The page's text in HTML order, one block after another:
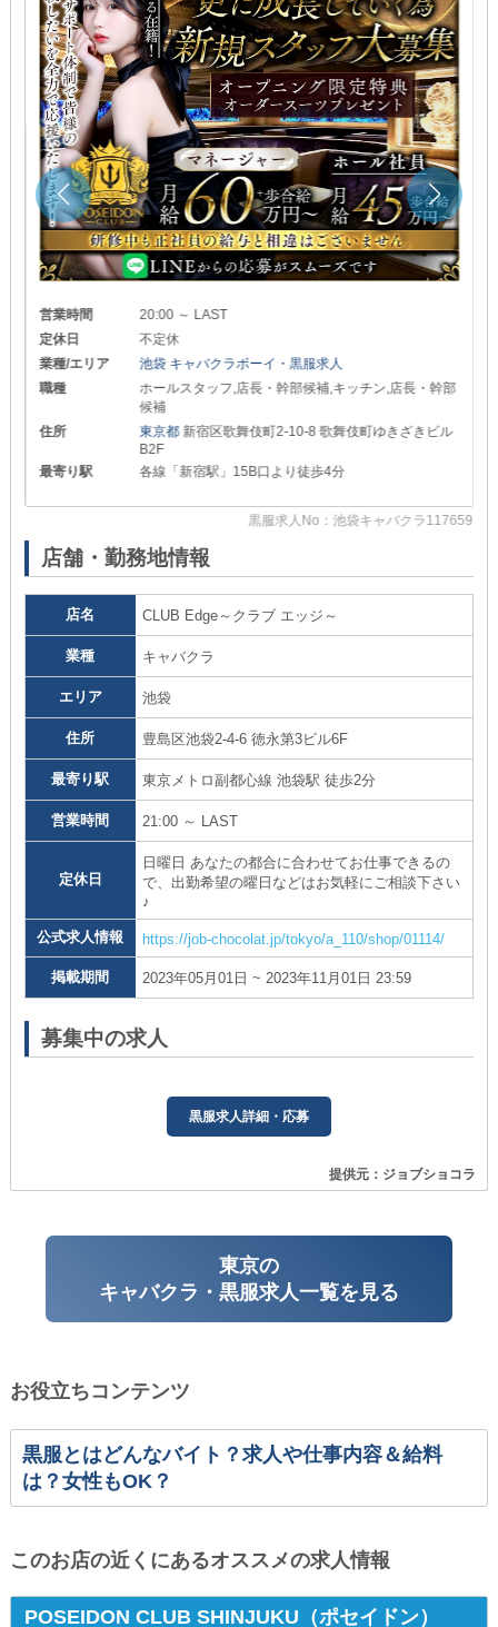
営業時間
20:00 ～ LAST
定休日
不定休
業種/エリア
池袋 キャバクラボーイ・黒服求人
職種
ホールスタッフ,店長・幹部候補,キッチン,店長・幹部
候補
住所
東京都 新宿区歌舞伎町2-10-8 歌舞伎町ゆきざきビル
B2F
最寄り駅
各線「新宿駅」15B口より徒歩4分
黒服求人No：池袋キャバクラ117659
店舗・勤務地情報
店名 CLUB Edge～クラブ エッジ～
業種 キャバクラ
エリア 池袋
住所 豊島区池袋2-4-6 徳永第3ビル6F
最寄り駅 東京メトロ副都心線 池袋駅 徒歩2分
営業時間 21:00 ～ LAST
定休日
日曜日 あなたの都合に合わせてお仕事できるの
で、出勤希望の曜日などはお気軽にご相談下さい
♪
公式求人情報 https://job-chocolat.jp/tokyo/a_110/shop/01114/
掲載期間 2023年05月01日 ~ 2023年11月01日 23:59
募集中の求人
黒服求人詳細・応募
提供元：ジョブショコラ
東京の
キャバクラ・黒服求人一覧を見る
お役立ちコンテンツ
黒服とはどんなバイト？求人や仕事内容＆給料
は？女性もOK？
このお店の近くにあるオススメの求人情報
POSEIDON CLUB SHINJUKU（ポセイドン）